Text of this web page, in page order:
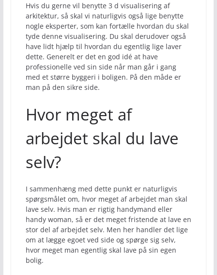
Hvis du gerne vil benytte 3 d visualisering af
arkitektur, så skal vi naturligvis også lige benytte
nogle eksperter, som kan fortælle hvordan du skal
tyde denne visualisering. Du skal derudover også
have lidt hjælp til hvordan du egentlig lige laver
dette. Generelt er det en god idé at have
professionelle ved sin side når man går i gang
med et større byggeri i boligen. På den måde er
man på den sikre side.
Hvor meget af
arbejdet skal du lave
selv?
I sammenhæng med dette punkt er naturligvis
spørgsmålet om, hvor meget af arbejdet man skal
lave selv. Hvis man er rigtig handymand eller
handy woman, så er det meget fristende at lave en
stor del af arbejdet selv. Men her handler det lige
om at lægge egoet ved side og spørge sig selv,
hvor meget man egentlig skal lave på sin egen
bolig.